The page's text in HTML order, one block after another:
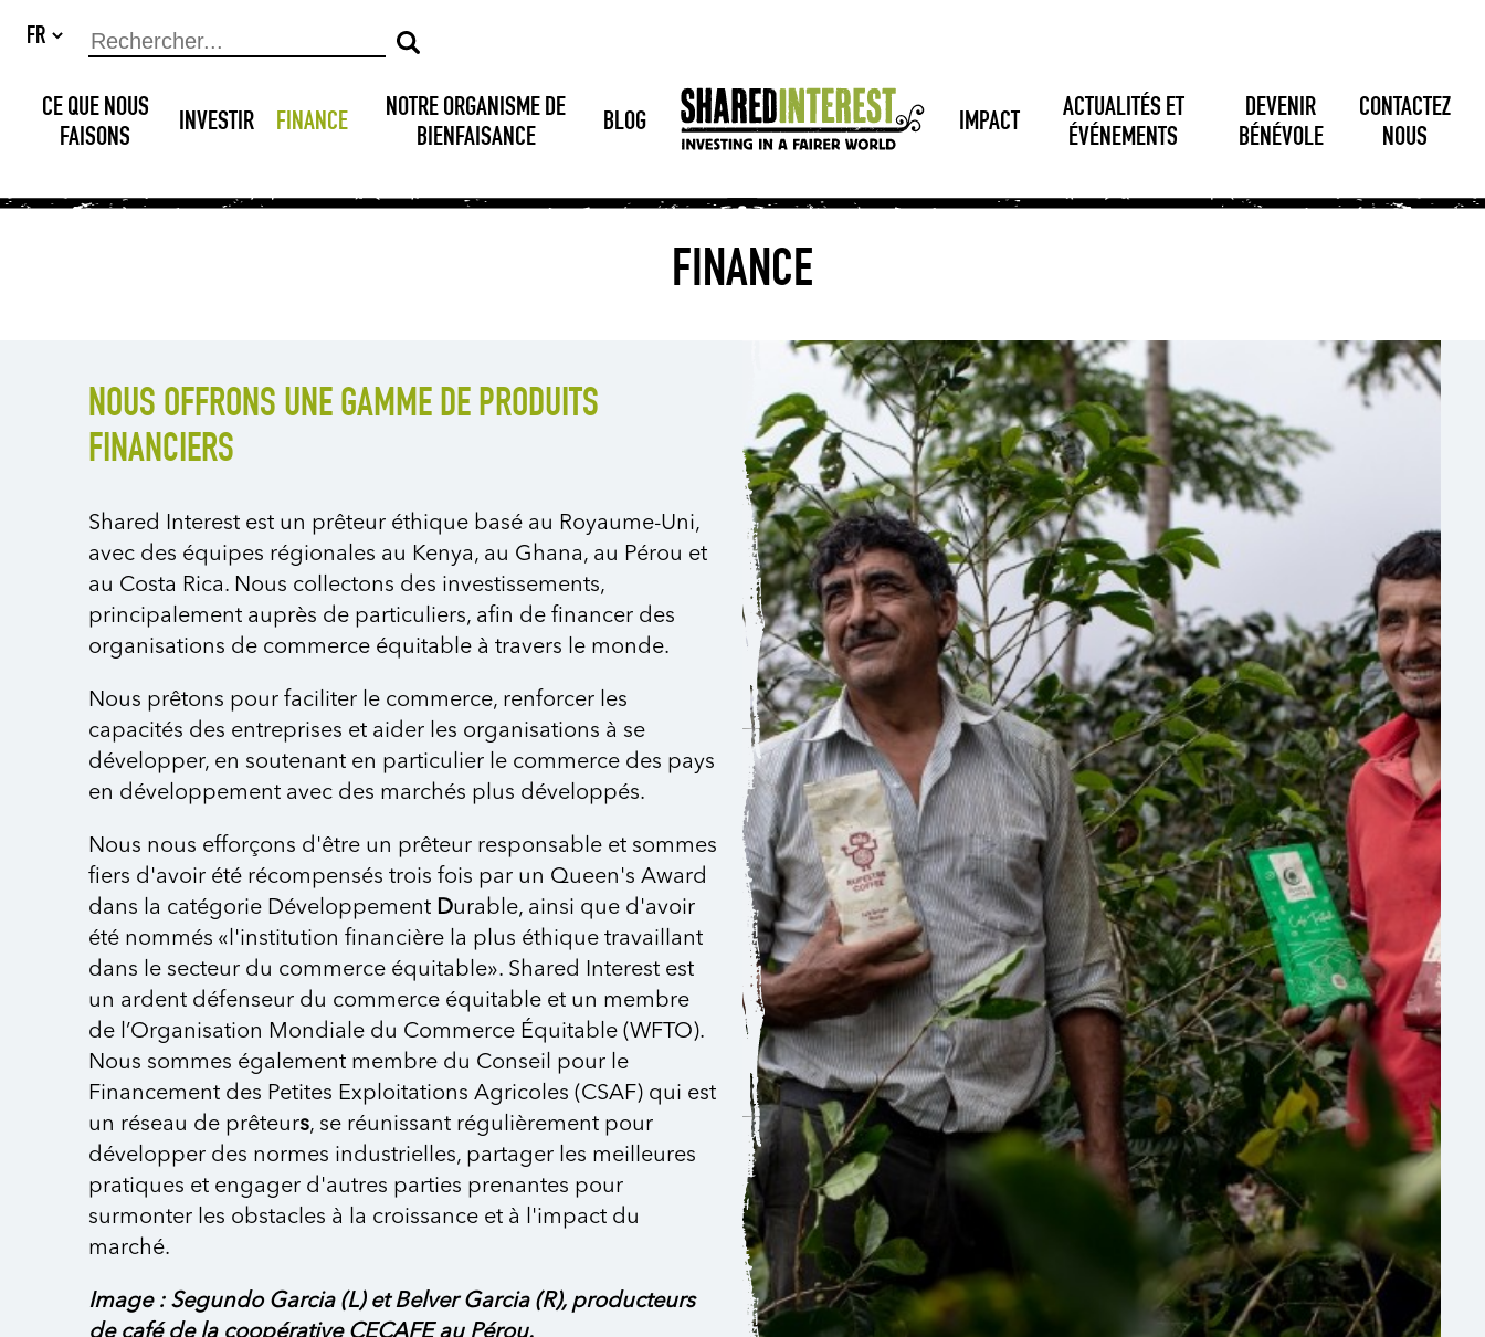
CE QUE NOUS
FAISONS
INVESTIR FINANCE
NOTRE ORGANISME DE
BIENFAISANCE
BLOG IMPACT
ACTUALITÉS ET
ÉVÉNEMENTS
DEVENIR
BÉNÉVOLE
CONTACTEZ
NOUS
FINANCE
NOUS OFFRONS UNE GAMME DE PRODUITS
FINANCIERS
Shared Interest est un prêteur éthique basé au Royaume-Uni,
avec des équipes régionales au Kenya, au Ghana, au Pérou et
au Costa Rica. Nous collectons des investissements,
principalement auprès de particuliers, afin de financer des
organisations de commerce équitable à travers le monde.
Nous prêtons pour faciliter le commerce, renforcer les
capacités des entreprises et aider les organisations à se
développer, en soutenant en particulier le commerce des pays
en développement avec des marchés plus développés.
Nous nous efforçons d'être un prêteur responsable et sommes
fiers d'avoir été récompensés trois fois par un Queen's Award
dans la catégorie Développement Durable, ainsi que d'avoir
été nommés «l'institution financière la plus éthique travaillant
dans le secteur du commerce équitable». Shared Interest est
un ardent défenseur du commerce équitable et un membre
de l’Organisation Mondiale du Commerce Équitable (WFTO).
Nous sommes également membre du Conseil pour le
Financement des Petites Exploitations Agricoles (CSAF) qui est
un réseau de prêteurs, se réunissant régulièrement pour
développer des normes industrielles, partager les meilleures
pratiques et engager d'autres parties prenantes pour
surmonter les obstacles à la croissance et à l'impact du
marché.
Image : Segundo Garcia (L) et Belver Garcia (R), producteurs